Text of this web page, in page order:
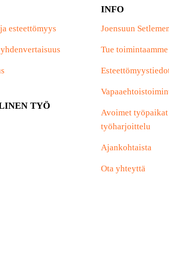
esteettömyys
TYÖ
INFO
Joensuun
Tue toimintaamme
Avoimet
työharjoittelu
Ajankohtaista
Ota yhteyttä